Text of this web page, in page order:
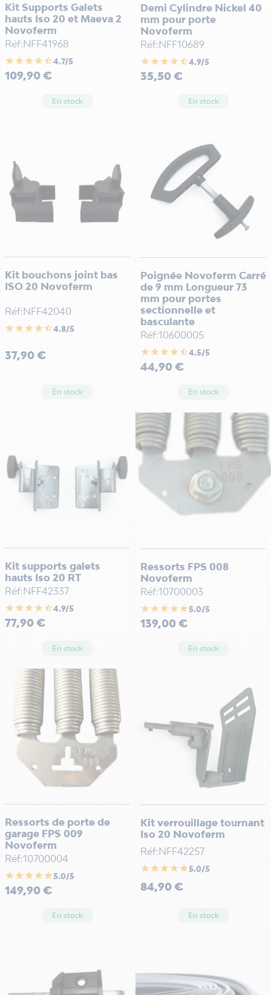
Kit Supports Galets
hauts Iso 20 et Maeva 2
Novoferm
Réf:NFF41968
star star star star star_half4.7/5
Prix
109,90 €
En stock
Demi Cylindre Nickel 40
mm pour porte
Novoferm
Réf:NFF10689
star star star star star_half4.9/5
Prix
35,50 €
En stock
Kit bouchons joint bas
ISO 20 Novoferm
Réf:NFF42040
star star star star star_half4.8/5
Prix
37,90 €
En stock
Poignée Novoferm Carré
de 9 mm Longueur 73
mm pour portes
sectionnelle et
basculante
Réf:10600005
star star star star star_half4.5/5
Prix
44,90 €
En stock
Kit supports galets
hauts Iso 20 RT
Réf:NFF42337
star star star star star_half4.9/5
Prix
77,90 €
En stock
Ressorts FPS 008
Novoferm
Réf:10700003
star star star star star5.0/5
Prix
139,00 €
En stock
Ressorts de porte de
garage FPS 009
Novoferm
Réf:10700004
star star star star star5.0/5
Prix
149,90 €
En stock
Kit verrouillage tournant
Iso 20 Novoferm
Réf:NFF42257
star star star star star5.0/5
Prix
84,90 €
En stock